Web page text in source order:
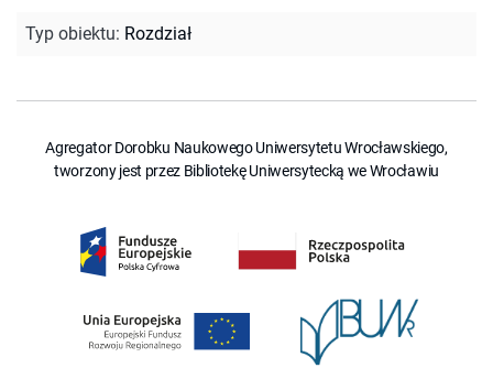
Typ obiektu: Rozdział
Agregator Dorobku Naukowego Uniwersytetu Wrocławskiego,
tworzony jest przez Bibliotekę Uniwersytecką we Wrocławiu